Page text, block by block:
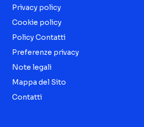
Privacy policy
Cookie policy
Policy Contatti
Preferenze privacy
Note legali
Mappa del Sito
Contatti